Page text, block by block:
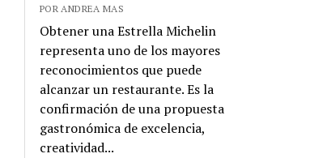
POR ANDREA MAS
Obtener una Estrella Michelin
representa uno de los mayores
reconocimientos que puede
alcanzar un restaurante. Es la
confirmación de una propuesta
gastronómica de excelencia,
creatividad...